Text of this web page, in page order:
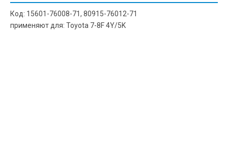
Код: 15601-76008-71, 80915-76012-71
применяют для: Toyota 7-8F 4Y/5K